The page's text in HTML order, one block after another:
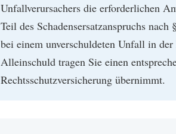
Unfallverursachers die erforderlichen
Teil des Schadensersatzanspruchs
bei einem unverschuldeten Unfall in
Alleinschuld tragen Sie einen
Rechtsschutzversicherung übernimmt.